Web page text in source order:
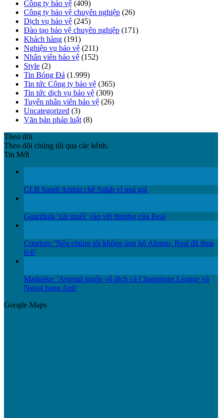
Công ty bảo vệ (409)
Công ty bảo vệ chuyên nghiệp (26)
Dịch vụ bảo vệ (245)
Đào tạo bảo vệ chuyên nghiệp (171)
Khách hàng (191)
Nghiệp vụ bảo vệ (211)
Nhân viên bảo vệ (152)
Style (2)
Tin Bóng Đá (1.999)
Tin tức Công ty bảo vệ (365)
Tin tức dịch vụ bảo vệ (309)
Tuyển nhân viên bảo vệ (26)
Uncategorized (3)
Văn bản pháp luật (8)
Theo dõi
Theo dõi chúng tôi qua các kênh.
Tin Mới
CLB Saudi Arabia chê Salah vì quá già
Guardiola 'xát muối' vào vết thương của Real
Courtois: 'Nếu chúng tôi không ủng hộ Alonso, Real đã thua
0-6'
Madueke: 'Arsenal muốn vô địch cả Champions League và
Ngoại hạng Anh'
Google Maps